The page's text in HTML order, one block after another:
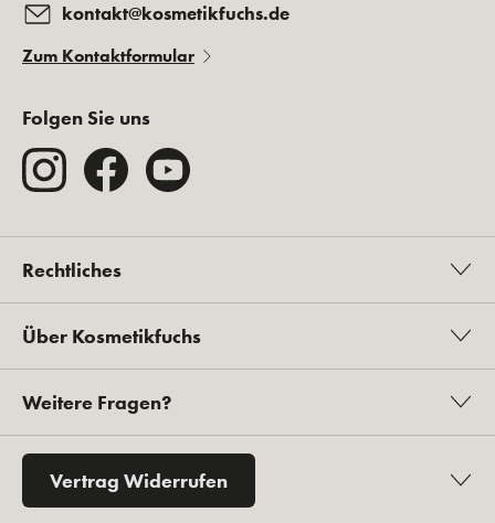
kontakt@kosmetikfuchs.de
Zum Kontaktformular
Folgen Sie uns
Rechtliches
Über Kosmetikfuchs
Weitere Fragen?
Vertrag Widerrufen